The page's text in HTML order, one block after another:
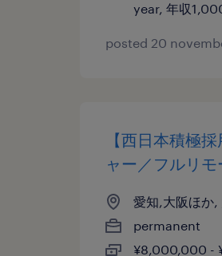
year, 年収
posted 20
【西日本積極
ャー／フルリ
愛知,大阪ほか,
permanent
¥8,000,000 -